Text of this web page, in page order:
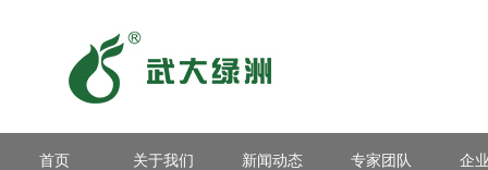
首页 关于我们 新闻动态 专家团队 企